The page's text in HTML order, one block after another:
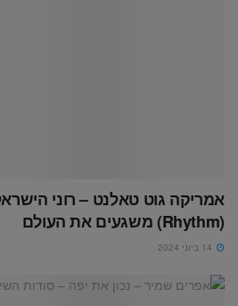
אמריקה גוט טאלנט – רוני
(Rhythm) משגעים את העולם